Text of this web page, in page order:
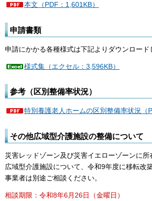
本文（PDF：1,601KB）
申請書類
申請にかかる各種様式は下記よりダウンロード
様式集（エクセル：3,596KB）
参考（区別整備率状況）
特別養護老人ホームの区別整備率状況（
その他広域型介護施設の整備について
災害レッドゾーン及び災害イエローゾーンに所
広域型介護施設について、令和9年度に移転改
事業者は別途ご相談ください。
相談期限：令和8年6月26日（金曜日）